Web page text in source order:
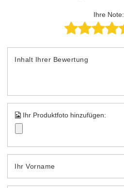
Ihre Note:
Inhalt Ihrer Bewertung
Ihr Produktfoto hinzufügen:
Ihr Vorname